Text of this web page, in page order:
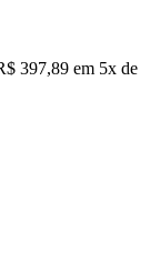
397,89 em 5x de